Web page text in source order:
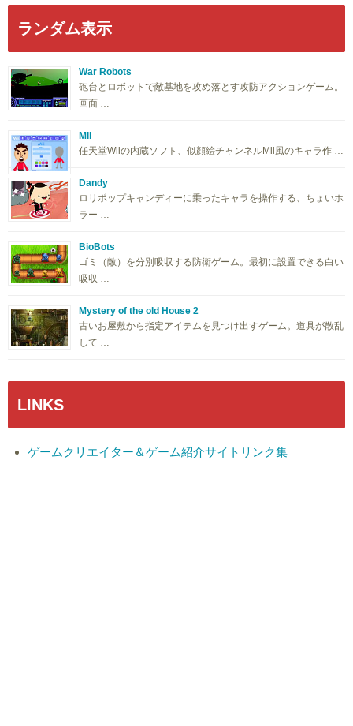
ランダム表示
War Robots
砲台とロボットで敵基地を攻め落とす攻防アクションゲーム。
画面 …
Mii
任天堂Wiiの内蔵ソフト、似顔絵チャンネルMii風のキャラ作 …
Dandy
ロリポップキャンディーに乗ったキャラを操作する、ちょいホ
ラー …
BioBots
ゴミ（敵）を分別吸収する防衛ゲーム。最初に設置できる白い
吸収 …
Mystery of the old House 2
古いお屋敷から指定アイテムを見つけ出すゲーム。道具が散乱
して …
LINKS
ゲームクリエイター＆ゲーム紹介サイトリンク集